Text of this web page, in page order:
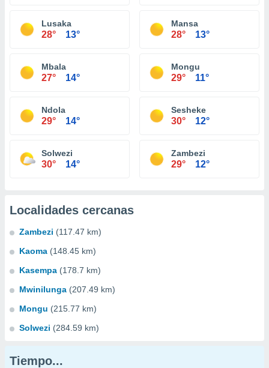
Lusaka
28° 13°
Mansa
28° 13°
Mbala
27° 14°
Mongu
29° 11°
Ndola
29° 14°
Sesheke
30° 12°
Solwezi
30° 14°
Zambezi
29° 12°
Localidades cercanas
Zambezi (117.47 km)
Kaoma (148.45 km)
Kasempa (178.7 km)
Mwinilunga (207.49 km)
Mongu (215.77 km)
Solwezi (284.59 km)
Tiempo...